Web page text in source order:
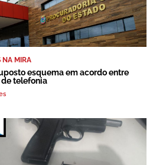
NA MIRA
esquema em acordo entre
de telefonia